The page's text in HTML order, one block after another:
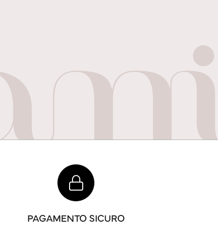
PAGAMENTO SICURO